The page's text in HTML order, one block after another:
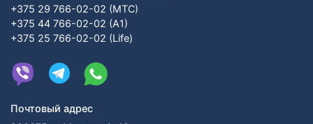
+375 29 766-02-02 (МТС)
+375 44 766-02-02 (А1)
+375 25 766-02-02 (Life)
Почтовый адрес